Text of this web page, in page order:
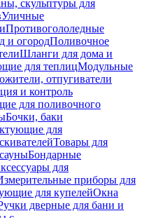
скульптуры для
Уличные
Противогололедные
и огородПоливочное
Шланги для дома и
для теплицМодульные
отпугиватели
и контроль
для поливочного
Бочки, баки
для
Товары для
Бондарные
для
приборы для
для купелейОкна
дверные для бани и